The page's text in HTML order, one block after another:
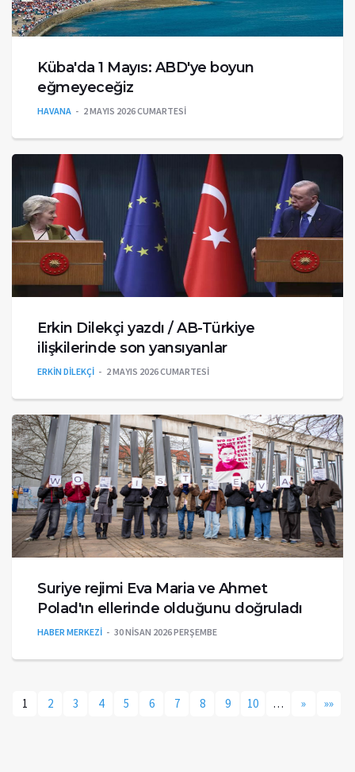
Küba'da 1 Mayıs: ABD'ye boyun
eğmeyeceğiz
HAVANA 2 MAYIS 2026 CUMARTESI
Erkin Dilekçi yazdı / AB-Türkiye
ilişkilerinde son yansıyanlar
ERKİN DİLEKÇİ 2 MAYIS 2026 CUMARTESI
Suriye rejimi Eva Maria ve Ahmet
Polad'ın ellerinde olduğunu doğruladı
HABER MERKEZİ 30 NISAN 2026 PERŞEMBE
1 2 3 4 5 6 7 8 9 10 … » »»